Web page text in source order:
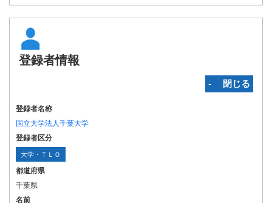
登録者情報
‐ 閉じる
登録者名称
国立大学法人千葉大学
登録者区分
大学・ＴＬＯ
都道府県
千葉県
名前